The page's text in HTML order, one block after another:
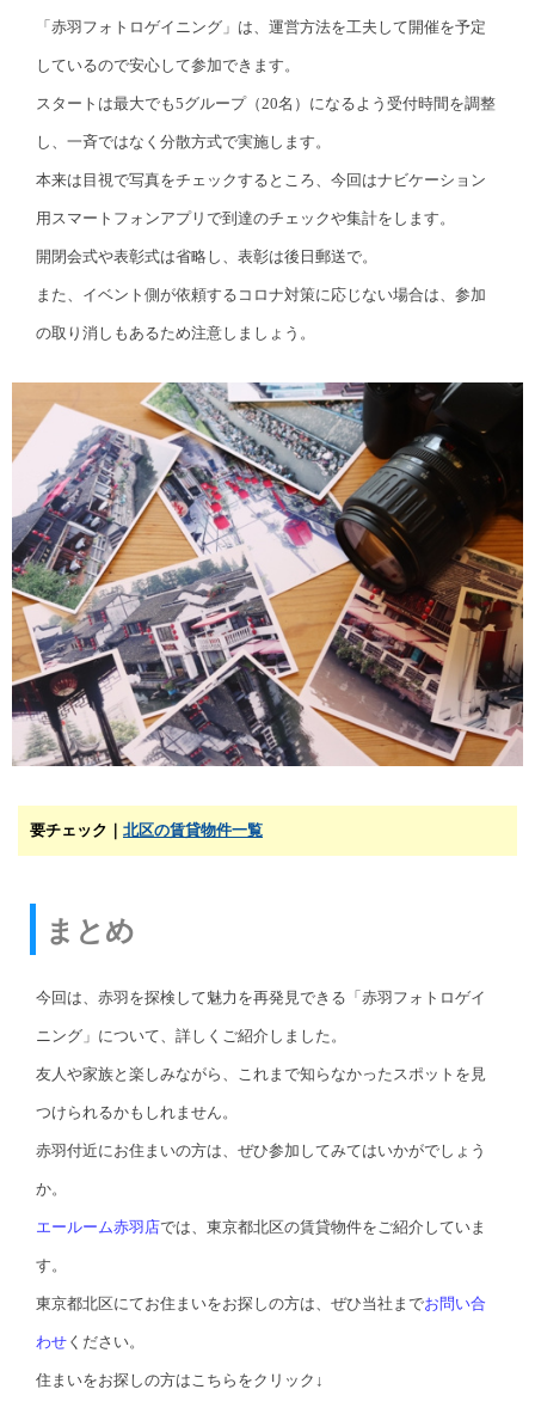
「赤羽フォトロゲイニング」は、運営方法を工夫して開催を予定
しているので安心して参加できます。
スタートは最大でも5グループ（20名）になるよう受付時間を調整
し、一斉ではなく分散方式で実施します。
本来は目視で写真をチェックするところ、今回はナビケーション
用スマートフォンアプリで到達のチェックや集計をします。
開閉会式や表彰式は省略し、表彰は後日郵送で。
また、イベント側が依頼するコロナ対策に応じない場合は、参加
の取り消しもあるため注意しましょう。
要チェック｜ 北区の賃貸物件一覧
まとめ
今回は、赤羽を探検して魅力を再発見できる「赤羽フォトロゲイ
ニング」について、詳しくご紹介しました。
友人や家族と楽しみながら、これまで知らなかったスポットを見
つけられるかもしれません。
赤羽付近にお住まいの方は、ぜひ参加してみてはいかがでしょう
か。
エールーム赤羽店では、東京都北区の賃貸物件をご紹介していま
す。
東京都北区にてお住まいをお探しの方は、ぜひ当社までお問い合
わせ ください。
住まいをお探しの方はこちらをクリック↓